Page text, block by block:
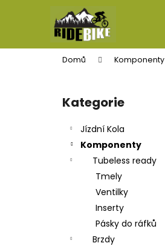
Domů Komponenty
Přeskočit
kategorie
Kategorie
Jízdní Kola
Komponenty
Tubeless ready
Tmely
Ventilky
Inserty
Pásky do ráfků
Brzdy
í
Zpět
do
obchodu
Zpět
do
obchodu